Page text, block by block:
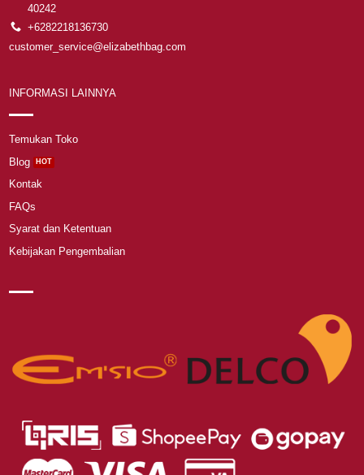
40242
+6282218136730
customer_service@elizabethbag.com
INFORMASI LAINNYA
Temukan Toko
Blog
Kontak
FAQs
Syarat dan Ketentuan
Kebijakan Pengembalian